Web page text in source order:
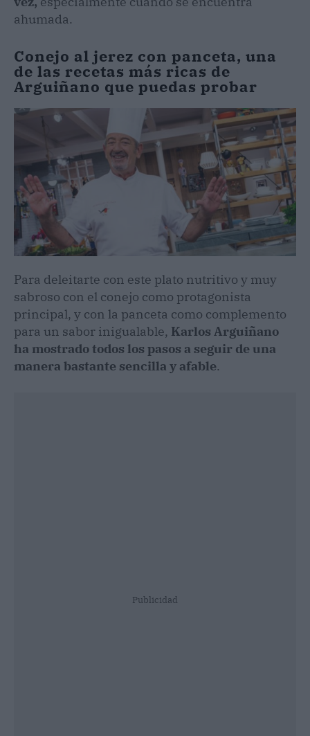
ahumada.
Conejo al jerez con panceta, una
de las recetas más ricas de
Arguiñano que puedas probar
Para deleitarte con este plato nutritivo y muy
sabroso con el conejo como protagonista
principal, y con la panceta como complemento
para un sabor inigualable, Karlos Arguiñano
ha mostrado todos los pasos a seguir de una
manera bastante sencilla y afable.
Publicidad